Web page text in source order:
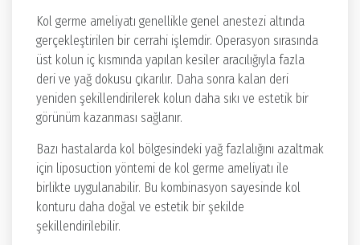
Kol germe ameliyatı genellikle genel anestezi altında
gerçekleştirilen bir cerrahi işlemdir. Operasyon sırasında
üst kolun iç kısmında yapılan kesiler aracılığıyla fazla
deri ve yağ dokusu çıkarılır. Daha sonra kalan deri
yeniden şekillendirilerek kolun daha sıkı ve estetik bir
görünüm kazanması sağlanır.
Bazı hastalarda kol bölgesindeki yağ fazlalığını azaltmak
için liposuction yöntemi de kol germe ameliyatı ile
birlikte uygulanabilir. Bu kombinasyon sayesinde kol
konturu daha doğal ve estetik bir şekilde
şekillendirilebilir.